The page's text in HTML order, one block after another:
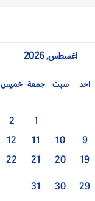
اغسطس, 2026
خميس جمعة سبت احد
1
2
9
10
11
12
19
20
21
22
29
30
31